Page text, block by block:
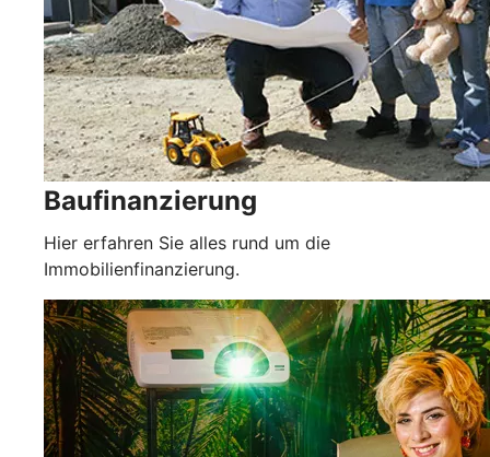
Baufinanzierung
Hier erfahren Sie alles rund um die
Immobilienfinanzierung.